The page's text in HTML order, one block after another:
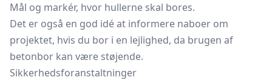
Mål og markér, hvor hullerne skal bores.
Det er også en god idé at informere naboer om
projektet, hvis du bor i en lejlighed, da brugen af
betonbor kan være støjende.
Sikkerhedsforanstaltninger